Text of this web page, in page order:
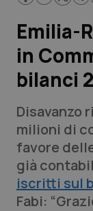
Lavoro e
Scienza e
Studi e Analisi
Lettere al
Edizioni
QS Pro
Emilia-
in
bilanci
Disavanzo
milioni di
favore
già
iscritti sul
Fabi: